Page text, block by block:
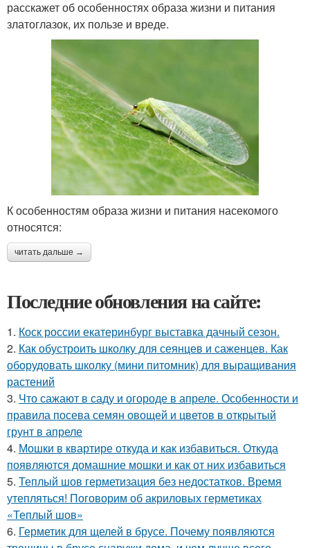
расскажет об особенностях образа жизни и питания
златоглазок, их пользе и вреде.
К особенностям образа жизни и питания насекомого
относятся:
читать дальше →
Последние обновления на сайте:
1. Коск россии екатеринбург выставка дачный сезон.
2. Как обустроить школку для сеянцев и саженцев. Как
оборудовать школку (мини питомник) для выращивания
растений
3. Что сажают в саду и огороде в апреле. Особенности и
правила посева семян овощей и цветов в открытый
грунт в апреле
4. Мошки в квартире откуда и как избавиться. Откуда
появляются домашние мошки и как от них избавиться
5. Теплый шов герметизация без недостатков. Время
утепляться! Поговорим об акриловых герметиках
«Теплый шов»
6. Герметик для щелей в брусе. Почему появляются